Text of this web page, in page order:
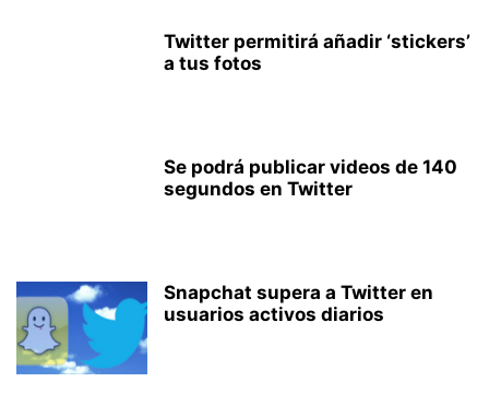
Twitter permitirá añadir ‘stickers’
a tus fotos
Se podrá publicar videos de 140
segundos en Twitter
Snapchat supera a Twitter en
usuarios activos diarios